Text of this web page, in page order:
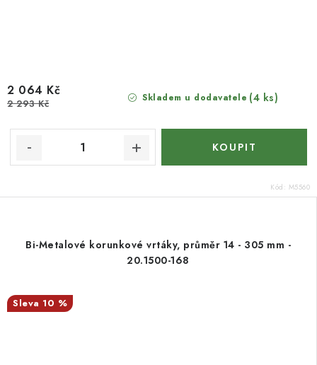
Skladem u dodavatele (4 ks)
2 064 Kč
2 293 Kč
Kód: M5560
Bi-Metalové korunkové vrtáky, průměr 14 - 305 mm -
20.1500-168
10 %